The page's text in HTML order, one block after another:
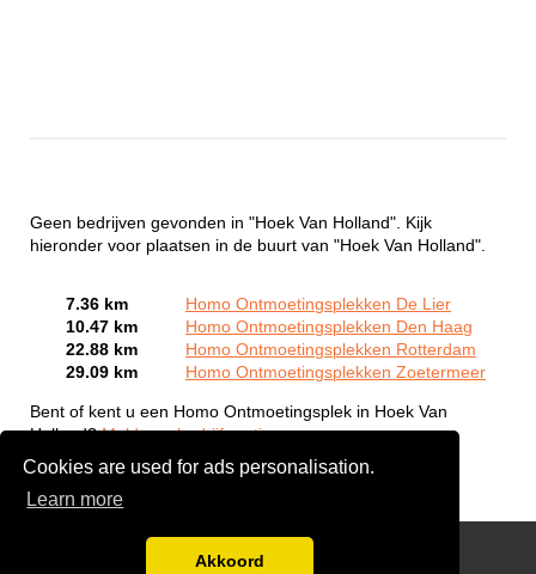
Cookies are used for ads personalisation.
Learn more
Akkoord
Geen bedrijven gevonden in "Hoek Van Holland". Kijk
hieronder voor plaatsen in de buurt van "Hoek Van Holland".
7.36 km
Homo Ontmoetingsplekken De Lier
10.47 km
Homo Ontmoetingsplekken Den Haag
22.88 km
Homo Ontmoetingsplekken Rotterdam
29.09 km
Homo Ontmoetingsplekken Zoetermeer
Bent of kent u een Homo Ontmoetingsplek in Hoek Van
Holland?Meld een bedrijf gratis aan